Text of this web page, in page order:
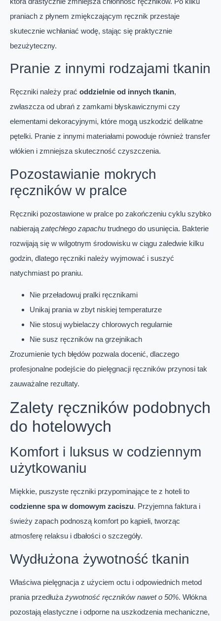
praniach z płynem zmiękczającym ręcznik przestaje
skutecznie wchłaniać wodę, stając się praktycznie
bezużyteczny.
Pranie z innymi rodzajami tkanin
Ręczniki należy prać oddzielnie od innych tkanin,
zwłaszcza od ubrań z zamkami błyskawicznymi czy
elementami dekoracyjnymi, które mogą uszkodzić delikatne
pętelki. Pranie z innymi materiałami powoduje również transfer
włókien i zmniejsza skuteczność czyszczenia.
Pozostawianie mokrych
ręczników w pralce
Ręczniki pozostawione w pralce po zakończeniu cyklu szybko
nabierają zatęchłego zapachu trudnego do usunięcia. Bakterie
rozwijają się w wilgotnym środowisku w ciągu zaledwie kilku
godzin, dlatego ręczniki należy wyjmować i suszyć
natychmiast po praniu.
Nie przeładowuj pralki ręcznikami
Unikaj prania w zbyt niskiej temperaturze
Nie stosuj wybielaczy chlorowych regularnie
Nie susz ręczników na grzejnikach
Zrozumienie tych błędów pozwala docenić, dlaczego
profesjonalne podejście do pielęgnacji ręczników przynosi tak
zauważalne rezultaty.
Zalety ręczników podobnych
do hotelowych
Komfort i luksus w codziennym
użytkowaniu
Miękkie, puszyste ręczniki przypominające te z hoteli to
codzienne spa w domowym zaciszu. Przyjemna faktura i
świeży zapach podnoszą komfort po kąpieli, tworząc
atmosferę relaksu i dbałości o szczegóły.
Wydłużona żywotność tkanin
Właściwa pielęgnacja z użyciem octu i odpowiednich metod
prania przedłuża żywotność ręczników nawet o 50%. Włókna
pozostają elastyczne i odporne na uszkodzenia mechaniczne,